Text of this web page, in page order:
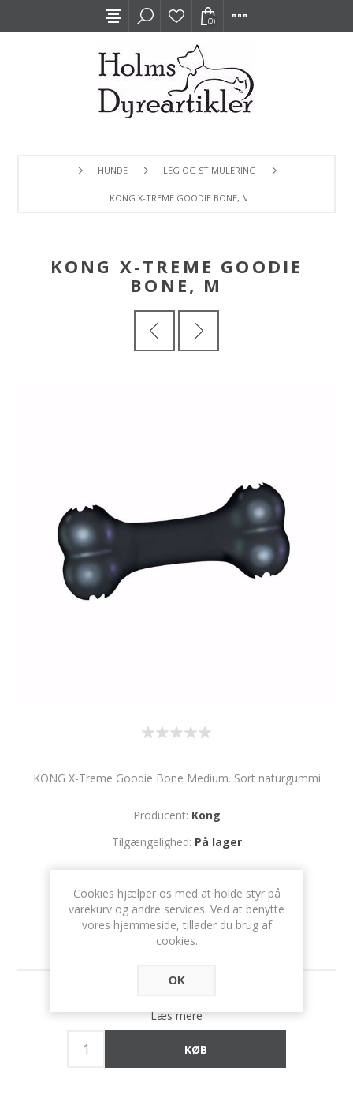
(0)
HUNDE LEG OG STIMULERING
KONG X-TREME GOODIE BONE, M
KONG X-TREME GOODIE
BONE, M
KONG X-Treme Goodie Bone Medium. Sort naturgummi
Producent: Kong
Tilgængelighed: På lager
Cookies hjælper os med at holde styr på
varekurv og andre services. Ved at benytte
vores hjemmeside, tillader du brug af
cookies.
OK
Læs mere